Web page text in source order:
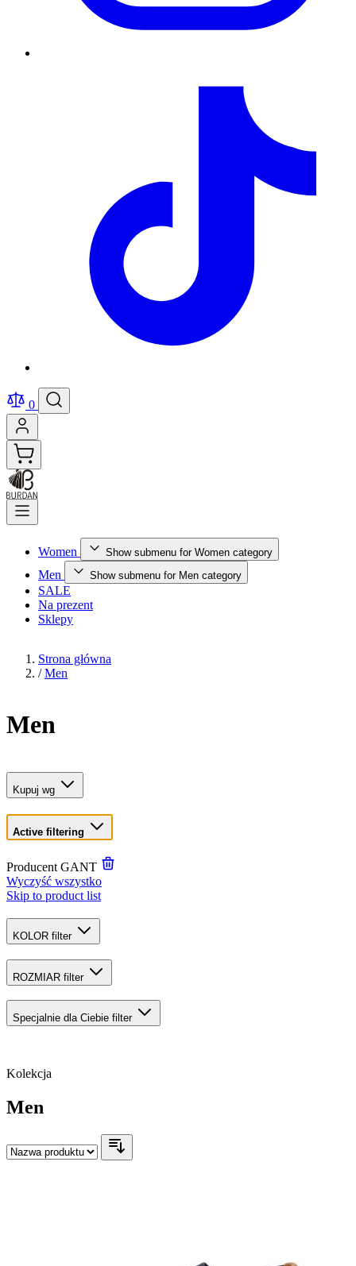
0
Women Show submenu for Women category
Men Show submenu for Men category
SALE
Na prezent
Sklepy
Strona główna
/ Men
Men
Kupuj wg
Active filtering
Producent GANT
Wyczyść wszystko
Skip to product list
KOLOR filter
ROZMIAR filter
Specjalnie dla Ciebie filter
Kolekcja
Men